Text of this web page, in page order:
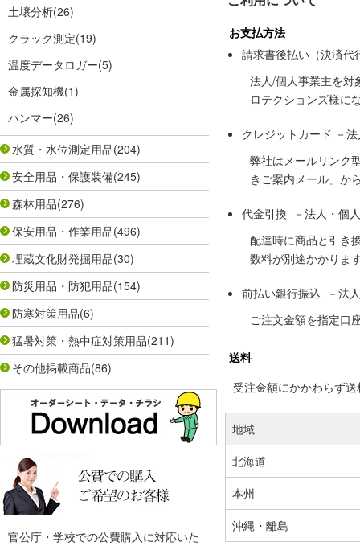
土壌分析(26)
クラック測定(19)
温度データロガー(5)
金属探知機(1)
ハンマー(26)
水質・水位測定用品(204)
安全用品・保護装備(245)
森林用品(276)
保安用品・作業用品(496)
埋蔵文化財発掘用品(30)
防災用品・防犯用品(154)
防寒対策用品(6)
猛暑対策・熱中症対策用品(211)
その他掲載商品(86)
官公庁・学校での公費購入に対応いた
お支払方法
請求書後払い（決済代
法人/個人事業主を対
ロテクションズ様に
クレジットカード －
弊社はメールリンク
きご案内メール」か
代金引換 －法人・個
配達時に商品と引き
数料が別途かかりま
前払い銀行振込 －法
ご注文金額を指定口
送料
受注金額にかかわらず
地域
北海道
本州
沖縄・離島